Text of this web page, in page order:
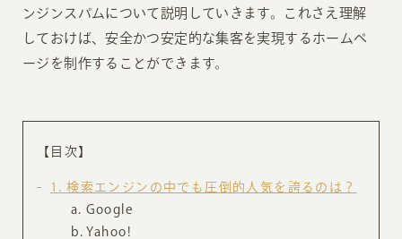
ンジンスパムについて説明していきます。これさえ理解
しておけば、安全かつ安定的な集客を実現するホームペ
ージを制作することができます。
【目次】
1
検索エンジンの中でも圧倒的人気を誇るのは？
Google
Yahoo!